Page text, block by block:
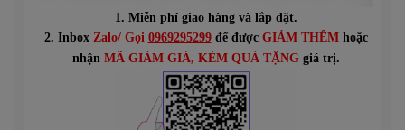
1. Miễn phí giao hàng và lắp đặt.
2. Inbox Zalo/ Gọi 0969295299để được GIẢM THÊMhoặc
nhận MÃ GIẢM GIÁ, KÈM QUÀ TẶNGgiá trị.